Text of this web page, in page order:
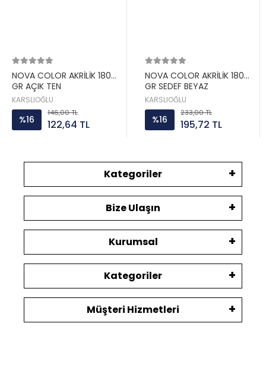
NOVA COLOR AKRİLİK 180
GR AÇIK TEN
KARSLIOĞLU
%16
146,00 TL
122,64 TL
NOVA COLOR AKRİLİK 180
GR SEDEF BEYAZ
KARSLIOĞLU
%16
233,00 TL
195,72 TL
Kategoriler
Bize Ulaşın
Kurumsal
Kategoriler
Müşteri Hizmetleri